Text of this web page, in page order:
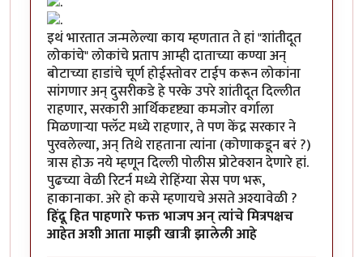
इथं भारतात जन्मलेल्या काय म्हणतात ते हां "शांतीदूत
लोकांचे" लोकांचे प्रताप आम्ही दाताच्या कण्या अन्
बोटाच्या हाडांचे चूर्ण होईस्तोवर टाईप करून लोकांना
सांगणार अन् दुसरीकडे हे परके उपरे शांतीदूत दिल्लीत
राहणार, सरकारी आर्थिकदृष्ट्या कमजोर वर्गाला
मिळणाऱ्या फ्लॅट मध्ये राहणार, ते पण केंद्र सरकार ने
पुरवलेल्या, अन् तिथे राहताना त्यांना (कोणाकडून बरं ?)
त्रास होऊ नये म्हणून दिल्ली पोलीस प्रोटेक्शन देणारे हां.
पुढच्या वेळी रिटर्न मध्ये रोहिंग्या सेस पण भरू,
हाकानाका. अरे हो कसे म्हणायचे असते अश्यावेळी ?
हिंदू हित पाहणारे फक्त भाजप अन् त्यांचे मित्रपक्षच
आहेत अशी आता माझी खात्री झालेली आहे